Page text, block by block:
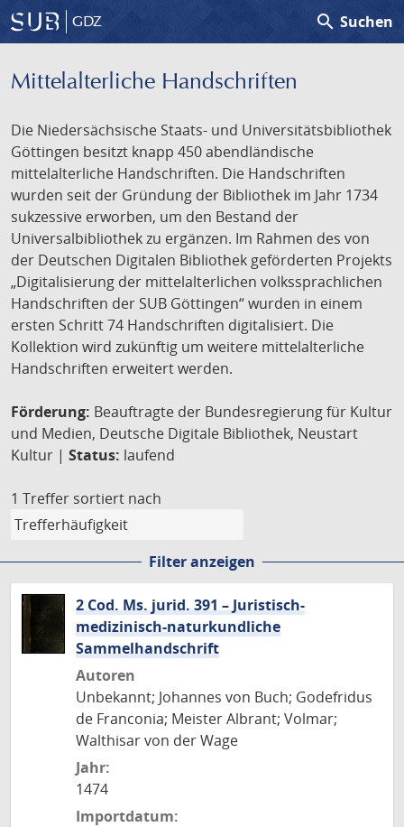
GDZ search Suchen
Mittelalterliche Handschriften
Die Niedersächsische Staats- und Universitätsbibliothek
Göttingen besitzt knapp 450 abendländische
mittelalterliche Handschriften. Die Handschriften
wurden seit der Gründung der Bibliothek im Jahr 1734
sukzessive erworben, um den Bestand der
Universalbibliothek zu ergänzen. Im Rahmen des von
der Deutschen Digitalen Bibliothek geförderten Projekts
„Digitalisierung der mittelalterlichen volkssprachlichen
Handschriften der SUB Göttingen“ wurden in einem
ersten Schritt 74 Handschriften digitalisiert. Die
Kollektion wird zukünftig um weitere mittelalterliche
Handschriften erweitert werden.
Förderung: Beauftragte der Bundesregierung für Kultur
und Medien, Deutsche Digitale Bibliothek, Neustart
Kultur | Status: laufend
1 Treffer sortiert nach
Filter anzeigen
2 Cod. Ms. jurid. 391 – Juristisch-
medizinisch-naturkundliche
Sammelhandschrift
Autoren
Unbekannt; Johannes von Buch; Godefridus
de Franconia; Meister Albrant; Volmar;
Walthisar von der Wage
Jahr:
1474
Importdatum: